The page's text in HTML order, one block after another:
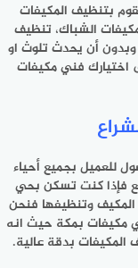
بتنظيف المكيفات
الشباك، تنظيف
وبدون أن يحدث تلوث او
اختيارك فني مكيفات
للعميل بجميع أحياء
فإذا كنت تسكن بحي
وتنظيفها فنحن
مكيفات بمكة حيث انه
المكيفات بدقة عالية.